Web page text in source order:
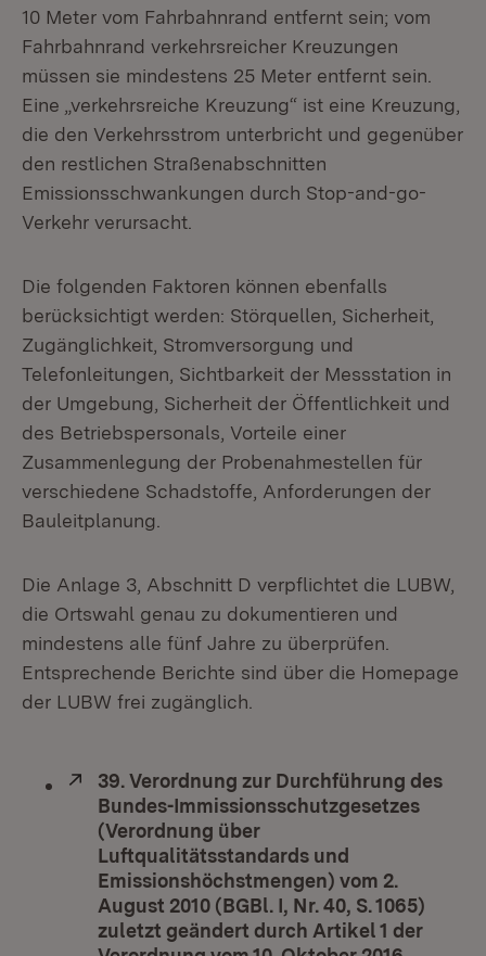
10 Meter vom Fahrbahnrand entfernt sein; vom
Fahrbahnrand verkehrsreicher Kreuzungen
müssen sie mindestens 25 Meter entfernt sein.
Eine „verkehrsreiche Kreuzung“ ist eine Kreuzung,
die den Verkehrsstrom unterbricht und gegenüber
den restlichen Straßenabschnitten
Emissionsschwankungen durch Stop-and-go-
Verkehr verursacht.
Die folgenden Faktoren können ebenfalls
berücksichtigt werden: Störquellen, Sicherheit,
Zugänglichkeit, Stromversorgung und
Telefonleitungen, Sichtbarkeit der Messstation in
der Umgebung, Sicherheit der Öffentlichkeit und
des Betriebspersonals, Vorteile einer
Zusammenlegung der Probenahmestellen für
verschiedene Schadstoffe, Anforderungen der
Bauleitplanung.
Die Anlage 3, Abschnitt D verpflichtet die LUBW,
die Ortswahl genau zu dokumentieren und
mindestens alle fünf Jahre zu überprüfen.
Entsprechende Berichte sind über die Homepage
der LUBW frei zugänglich.
Extern:
39. Verordnung zur Durchführung des
Bundes-Immissionsschutzgesetzes
(Verordnung über
Luftqualitätsstandards und
Emissionshöchstmengen) vom 2.
August 2010 (BGBl. I, Nr. 40, S. 1065)
zuletzt geändert durch Artikel 1 der